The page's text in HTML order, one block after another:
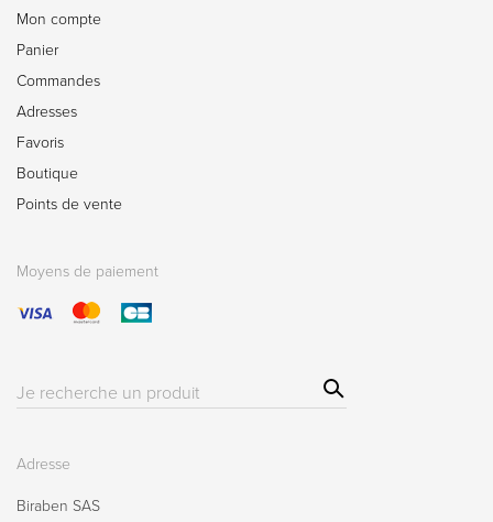
Mon compte
Panier
Commandes
Adresses
Favoris
Boutique
Points de vente
Moyens de paiement
Résultat(s)
Sear
ch
Adresse
Biraben SAS